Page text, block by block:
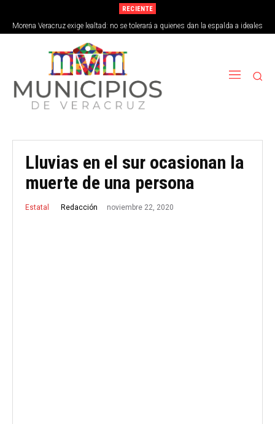
RECIENTE
Morena Veracruz exige lealtad: no se tolerará a quienes dan la espalda a ideales
de la 4T
Lluvias en el sur ocasionan la
muerte de una persona
Estatal Redacción noviembre 22, 2020